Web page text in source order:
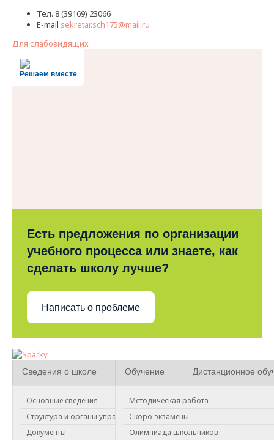
Тел. 8 (39169) 23066
E-mail sekretar.sch175@mail.ru
Для слабовидящих
Решаем вместе
Есть предложения по организации
учебного процесса или знаете, как
сделать школу лучше?
Написать о проблеме
Сведения о школе
Основные сведения
Структура и органы управления
Документы
Обучение
Методическая работа
Скоро экзамены
Олимпиада школьников
Дистанционное
Памятки